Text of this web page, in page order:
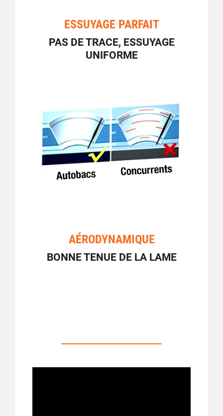
ESSUYAGE PARFAIT
PAS DE TRACE, ESSUYAGE
UNIFORME
AÉRODYNAMIQUE
BONNE TENUE DE LA LAME